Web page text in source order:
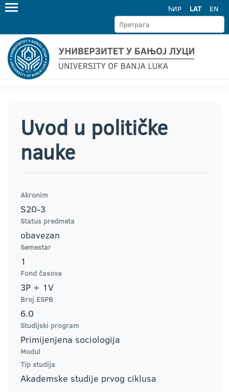
ЋИР LAT EN
Uvod u političke
nauke
Akronim
S20-3
Status predmeta
obavezan
Semestar
1
Fond časova
3P + 1V
Broj ESPB
6.0
Studijski program
Primijenjena sociologija
Modul
Tip studija
Akademske studije prvog ciklusa